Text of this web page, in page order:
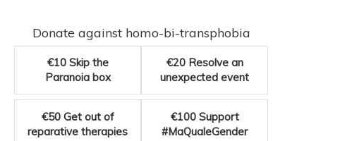
Donate against homo-bi-transphobia
€10 Skip the
Paranoia box
€20 Resolve an
unexpected event
€50 Get out of
reparative therapies
€100 Support
#MaQualeGender